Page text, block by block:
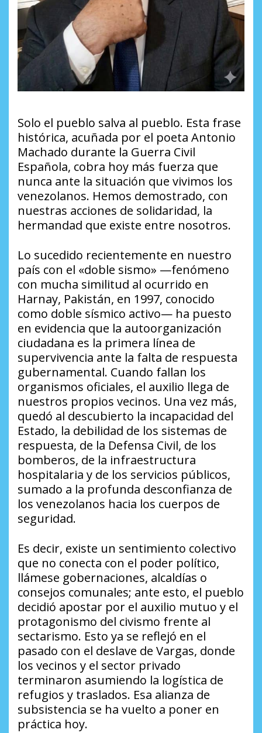
Solo el pueblo salva al pueblo. Esta frase
histórica, acuñada por el poeta Antonio
Machado durante la Guerra Civil
Española, cobra hoy más fuerza que
nunca ante la situación que vivimos los
venezolanos. Hemos demostrado, con
nuestras acciones de solidaridad, la
hermandad que existe entre nosotros.
Lo sucedido recientemente en nuestro
país con el «doble sismo» —fenómeno
con mucha similitud al ocurrido en
Harnay, Pakistán, en 1997, conocido
como doble sísmico activo— ha puesto
en evidencia que la autoorganización
ciudadana es la primera línea de
supervivencia ante la falta de respuesta
gubernamental. Cuando fallan los
organismos oficiales, el auxilio llega de
nuestros propios vecinos. Una vez más,
quedó al descubierto la incapacidad del
Estado, la debilidad de los sistemas de
respuesta, de la Defensa Civil, de los
bomberos, de la infraestructura
hospitalaria y de los servicios públicos,
sumado a la profunda desconfianza de
los venezolanos hacia los cuerpos de
seguridad.
Es decir, existe un sentimiento colectivo
que no conecta con el poder político,
llámese gobernaciones, alcaldías o
consejos comunales; ante esto, el pueblo
decidió apostar por el auxilio mutuo y el
protagonismo del civismo frente al
sectarismo. Esto ya se reflejó en el
pasado con el deslave de Vargas, donde
los vecinos y el sector privado
terminaron asumiendo la logística de
refugios y traslados. Esa alianza de
subsistencia se ha vuelto a poner en
práctica hoy.